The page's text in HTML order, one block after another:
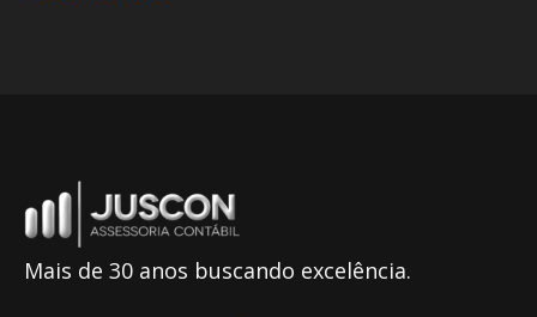
Mais de 30 anos buscando excelência.